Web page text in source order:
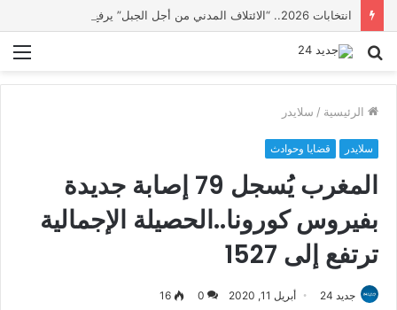
بحث
الرئيسية / سلايدر
سلايدر قضايا وحوادث
المغرب يُسجل 79 إصابة جديدة
بفيروس كورونا..الحصيلة الإجمالية
ترتفع إلى 1527
جديد 24 أبريل 11, 2020 0
16